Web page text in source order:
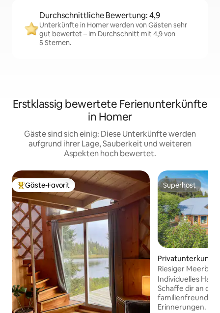
Durchschnittliche Bewertung: 4,9
Unterkünfte in Homer werden von Gästen sehr
gut bewertet – im Durchschnitt mit 4,9 von
5 Sternen.
Erstklassig bewertete Ferienunterkünfte
in Homer
Gäste sind sich einig: Diese Unterkünfte werden
aufgrund ihrer Lage, Sauberkeit und weiteren
Aspekten hoch bewertet.
Beliebter Gäste-Favorit.
Gäste-Favorit Superhost
Superhost
Privatunterkunft
Riesiger
maßgefertigtes
Individuelles
Schaffe dir an
Erinnerungen.